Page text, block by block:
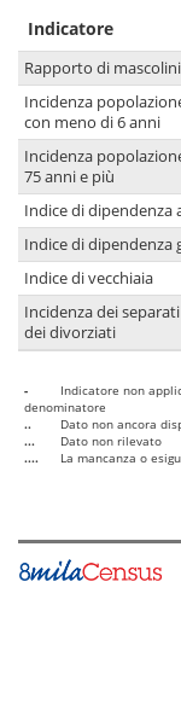
Indicatore
Rapporto di
Incidenza
con meno di 6 anni
Incidenza
75 anni e più
Indice di dipendenza
Indice di dipendenza
Indice di vecchiaia
Incidenza dei
dei divorziati
-
Indicatore non
denominatore
..
Dato non ancora
...
Dato non rilevato
....
La mancanza o